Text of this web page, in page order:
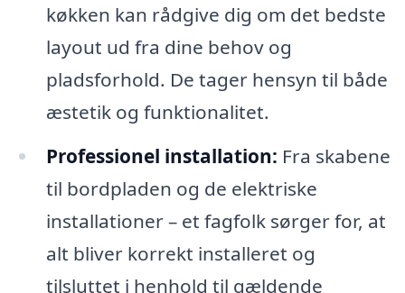
køkken kan rådgive dig om det bedste
layout ud fra dine behov og
pladsforhold. De tager hensyn til både
æstetik og funktionalitet.
Professionel installation: Fra skabene
til bordpladen og de elektriske
installationer – et fagfolk sørger for, at
alt bliver korrekt installeret og
tilsluttet i henhold til gældende